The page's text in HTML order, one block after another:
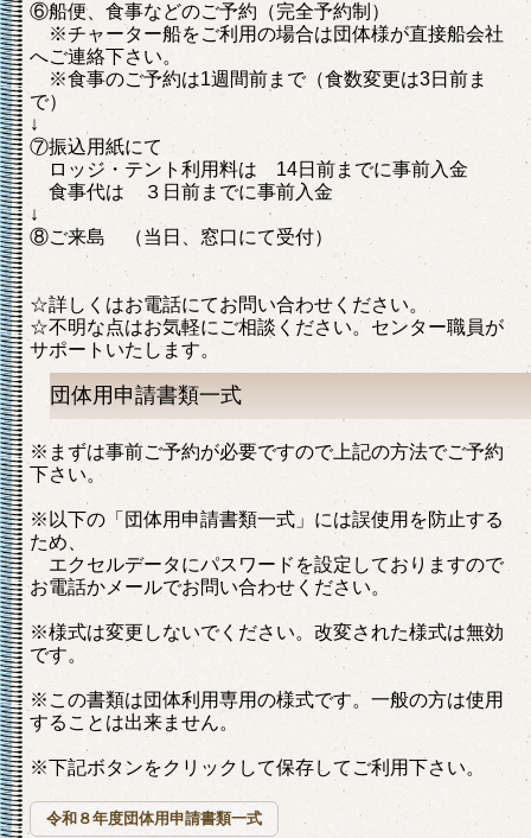
⑥船便、食事などのご予約（完全予約制）
※チャーター船をご利用の場合は団体様が直接船会社
へご連絡下さい。
※食事のご予約は1週間前まで（食数変更は3日前ま
で）
↓
⑦振込用紙にて
ロッジ・テント利用料は 14日前までに事前入金
食事代は ３日前までに事前入金
↓
⑧ご来島 （当日、窓口にて受付）
☆詳しくはお電話にてお問い合わせください。
☆不明な点はお気軽にご相談ください。センター職員が
サポートいたします。
団体用申請書類一式
※まずは事前ご予約が必要ですので上記の方法でご予約
下さい。
※以下の「団体用申請書類一式」には誤使用を防止する
ため、
エクセルデータにパスワードを設定しておりますので
お電話かメールでお問い合わせください。
※様式は変更しないでください。改変された様式は無効
です。
※この書類は団体利用専用の様式です。一般の方は使用
することは出来ません。
※下記ボタンをクリックして保存してご利用下さい。
令和８年度団体用申請書類一式